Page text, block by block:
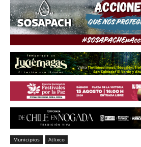
Municipios Atlixco